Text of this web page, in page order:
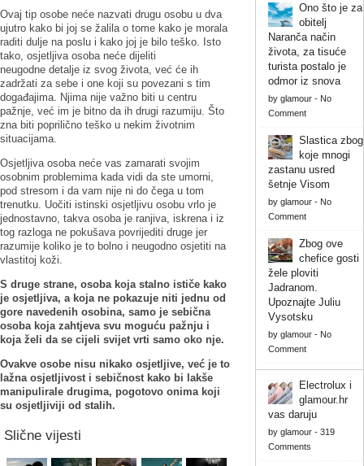
Ovaj tip osobe neće nazvati drugu osobu u dva
ujutro kako bi joj se žalila o tome kako je morala
raditi dulje na poslu i kako joj je bilo teško. Isto
tako, osjetljiva osoba neće dijeliti
neugodne detalje iz svog života, već će ih
zadržati za sebe i one koji su povezani s tim
događajima. Njima nije važno biti u centru
pažnje, već im je bitno da ih drugi razumiju. Što
zna biti poprilično teško u nekim životnim
situacijama.
Osjetljiva osoba neće vas zamarati svojim
osobnim problemima kada vidi da ste umorni,
pod stresom i da vam nije ni do čega u tom
trenutku. Uočiti istinski osjetljivu osobu vrlo je
jednostavno, takva osoba je ranjiva, iskrena i iz
tog razloga ne pokušava povrijediti druge jer
razumije koliko je to bolno i neugodno osjetiti na
vlastitoj koži.
S druge strane, osoba koja stalno ističe kako
je osjetljiva, a koja ne pokazuje niti jednu od
gore navedenih osobina, samo je sebična
osoba koja zahtjeva svu moguću pažnju i
koja želi da se cijeli svijet vrti samo oko nje.
Ovakve osobe nisu nikako osjetljive, već je to
lažna osjetljivost i sebičnost kako bi lakše
manipulirale drugima, pogotovo onima koji
su osjetljiviji od stalih.
Slične vijesti
Ono što je za
obitelj
Naranča način
života, za tisuće
turista postalo je
odmor iz snova
by glamour- No
Comment
Slastica zbog
koje mnogi
zastanu usred
šetnje Visom
by glamour- No
Comment
Zbog ove
chefice gosti
žele ploviti
Jadranom.
Upoznajte Juliu
Vysotsku
by glamour- No
Comment
Electrolux i
glamour.hr
vas daruju
by glamour- 319
Comments